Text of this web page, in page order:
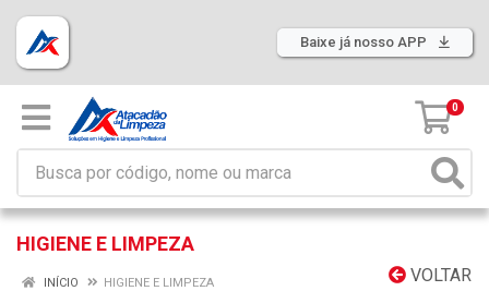
Baixe já nosso APP
0
HIGIENE E LIMPEZA
VOLTAR
INÍCIO HIGIENE E LIMPEZA